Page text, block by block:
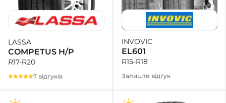
+38 (077) 7-184-184
- Донецьке шосе
+38 (050)-911-911-2
- Щепкіна
+38 (099)-643-33-77
- Тополь
LASSA
COMPETUS H/P
R17-R20
7 відгуків
INVOVIC
EL601
R15-R18
Залиште відгук